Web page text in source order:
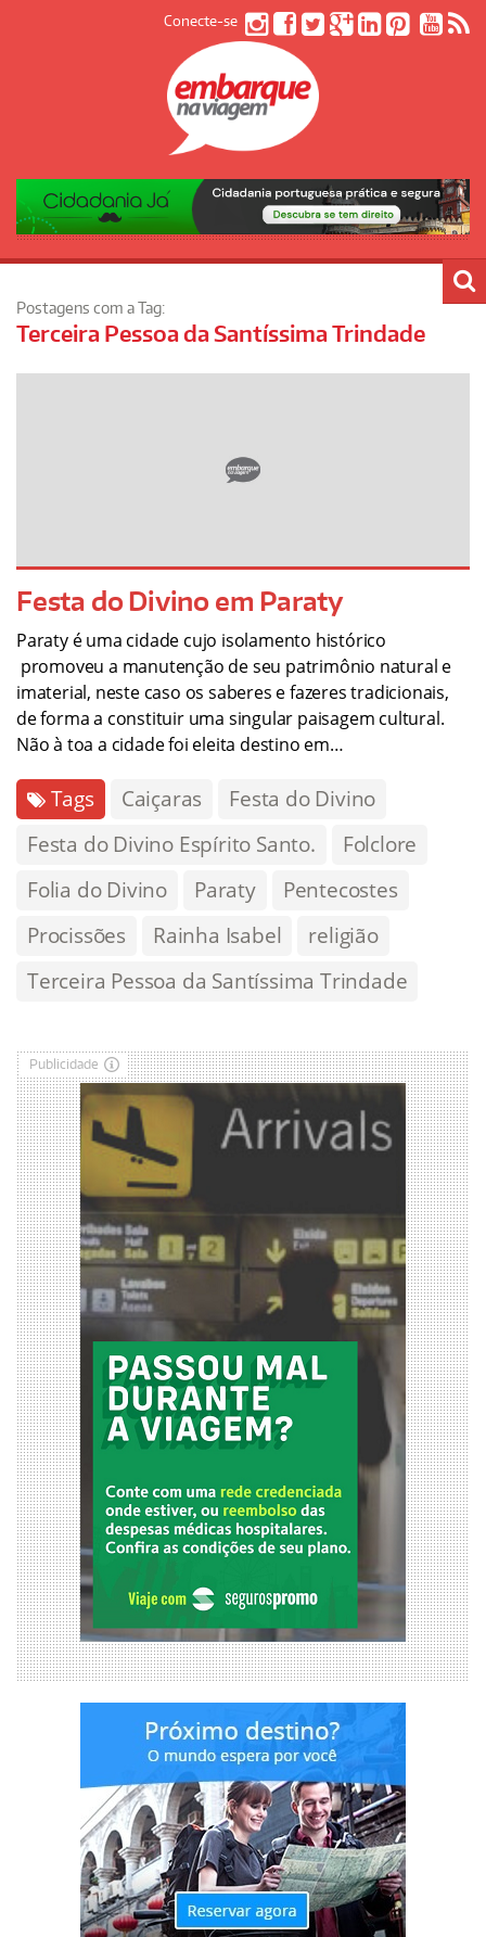
Conecte-se
Postagens com a Tag:
Terceira Pessoa da Santíssima Trindade
Festa do Divino em Paraty
Paraty é uma cidade cujo isolamento histórico
promoveu a manutenção de seu patrimônio natural e
imaterial, neste caso os saberes e fazeres tradicionais,
de forma a constituir uma singular paisagem cultural.
Não à toa a cidade foi eleita destino em…
Tags Caiçaras
Festa do Divino
Festa do Divino Espírito Santo.
Folclore
Folia do Divino
Paraty
Pentecostes
Procissões
Rainha Isabel
religião
Terceira Pessoa da Santíssima Trindade
Publicidade